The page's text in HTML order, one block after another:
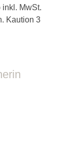
inkl. MwSt.
Kaution 3